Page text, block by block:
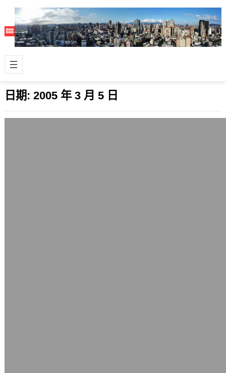
日期: 2005 年 3 月 5 日